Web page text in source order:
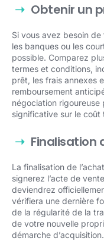
Obtenir un
Si vous avez besoin
les banques ou les
possible. Comparez
termes et conditions,
prêt, les frais annexes
remboursement
négociation
significative sur le
Finalisation
La finalisation de
signerez l’acte de
deviendrez
vérifiera une dernière
de la régularité de la
de votre nouvelle
démarche d’acquisition.